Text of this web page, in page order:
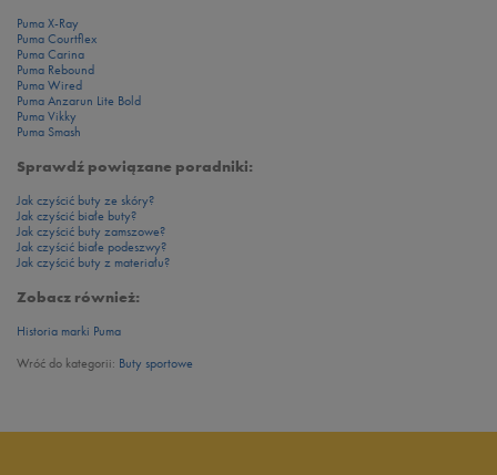
Puma X-Ray
Puma Courtflex
Puma Carina
Puma Rebound
Puma Wired
Puma Anzarun Lite Bold
Puma Vikky
Puma Smash
Sprawdź powiązane poradniki:
Jak czyścić buty ze skóry?
Jak czyścić białe buty?
Jak czyścić buty zamszowe?
Jak czyścić białe podeszwy?
Jak czyścić buty z materiału?
Zobacz również:
Historia marki Puma
Wróć do kategorii: Buty sportowe